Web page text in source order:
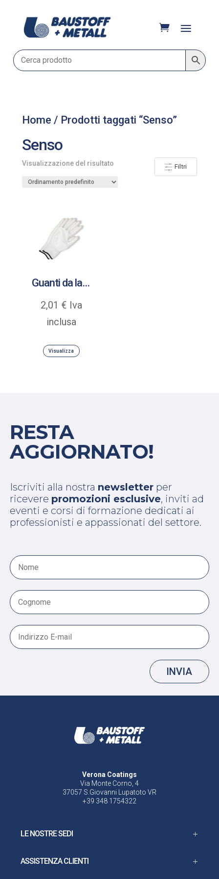
Home / Prodotti taggati “Senso”
Senso
Filtri
Visualizzazione del risultato
Guanti da lavoro Senso Grip rivestiti in poliuretano
2,01 € Iva
inclusa
Visualizza
RESTA
AGGIORNATO!
Iscriviti alla nostra newsletter per
ricevere promozioni esclusive, inviti ad
eventi e corsi di formazione dedicati ai
professionisti e appassionati del settore.
INVIA
Verona Coatings
Via Monte Corno, 4
37057 S.Giovanni Lupatoto VR
+39 348 1754322
LE NOSTRE SEDI
ASSISTENZA CLIENTI